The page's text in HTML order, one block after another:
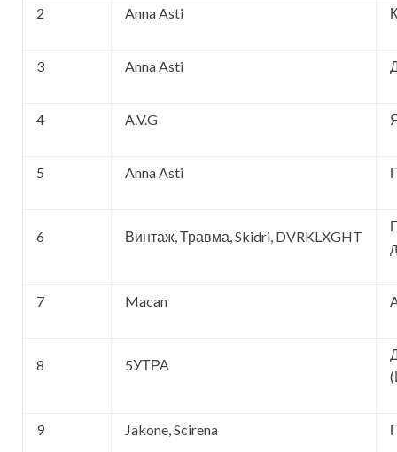
2 Anna Asti
3 Anna Asti
4 A.V.G
5 Anna Asti
6 Винтаж, Травма, Skidri, DVRKLXGHT
7 Macan
8 5УТРА
9 Jakone, Scirena